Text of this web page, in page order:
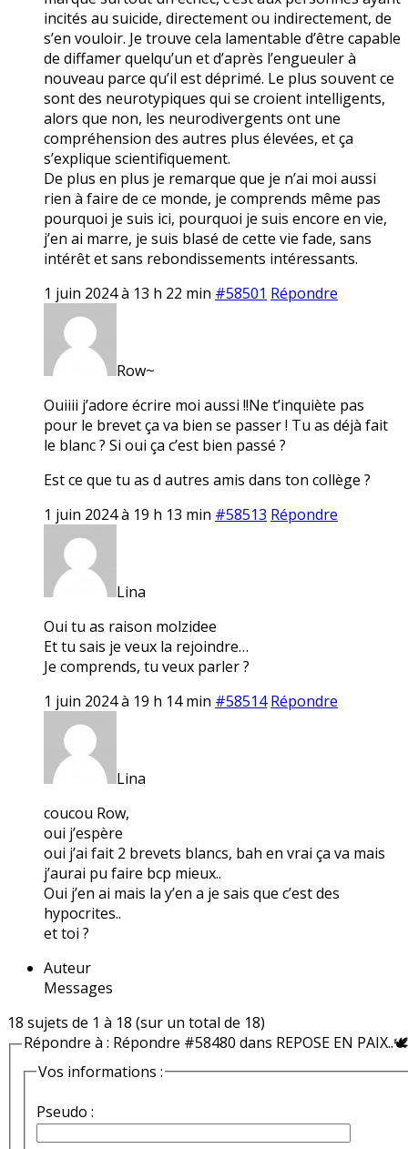
incités au suicide, directement ou indirectement, de
s’en vouloir. Je trouve cela lamentable d’être capable
de diffamer quelqu’un et d’après l’engueuler à
nouveau parce qu’il est déprimé. Le plus souvent ce
sont des neurotypiques qui se croient intelligents,
alors que non, les neurodivergents ont une
compréhension des autres plus élevées, et ça
s’explique scientifiquement.
De plus en plus je remarque que je n’ai moi aussi
rien à faire de ce monde, je comprends même pas
pourquoi je suis ici, pourquoi je suis encore en vie,
j’en ai marre, je suis blasé de cette vie fade, sans
intérêt et sans rebondissements intéressants.
1 juin 2024 à 13 h 22 min #58501 Répondre
Row~
Ouiiii j’adore écrire moi aussi !!Ne t’inquiète pas
pour le brevet ça va bien se passer ! Tu as déjà fait
le blanc ? Si oui ça c’est bien passé ?
Est ce que tu as d autres amis dans ton collège ?
1 juin 2024 à 19 h 13 min #58513 Répondre
Lina
Oui tu as raison molzidee
Et tu sais je veux la rejoindre…
Je comprends, tu veux parler ?
1 juin 2024 à 19 h 14 min #58514 Répondre
Lina
coucou Row,
oui j’espère
oui j’ai fait 2 brevets blancs, bah en vrai ça va mais
j’aurai pu faire bcp mieux..
Oui j’en ai mais la y’en a je sais que c’est des
hypocrites..
et toi ?
Auteur
Messages
18 sujets de 1 à 18 (sur un total de 18)
Répondre à : Répondre #58480 dans REPOSE EN PAIX..🕊️
Vos informations :
Pseudo :